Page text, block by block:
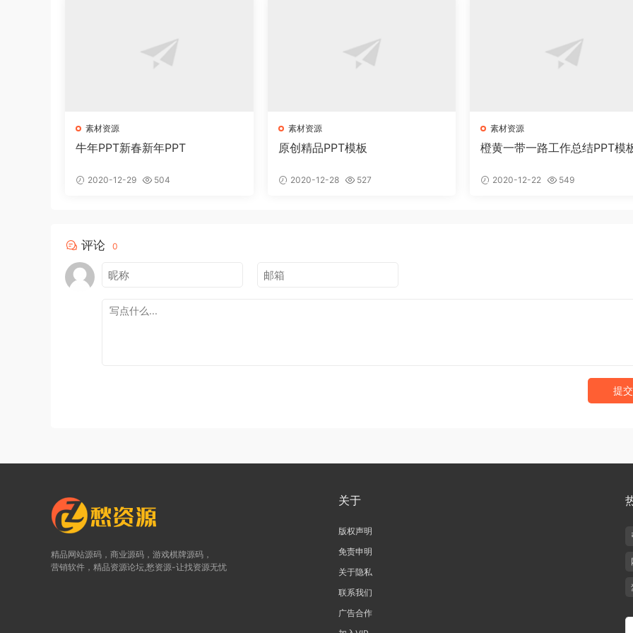
素材资源
牛年PPT新春新年PPT
2020-12-29 504
素材资源
原创精品PPT模板
2020-12-28 527
素材资源
橙黄一带一路工作总结PPT模
2020-12-22 549
评论 0
提交
精品网站源码，商业源码，游戏棋牌源码，
营销软件，精品资源论坛,愁资源-让找资源无忧
关于
版权声明
免责申明
关于隐私
联系我们
广告合作